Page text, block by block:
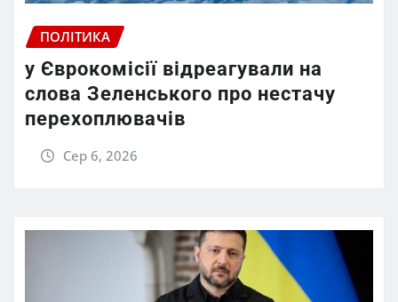
ПОЛІТИКА
у Єврокомісії відреагували на
слова Зеленського про нестачу
перехоплювачів
Сер 6, 2026